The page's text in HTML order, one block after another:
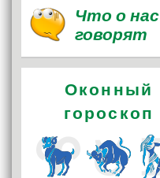
Что о нас
говорят
Оконный
гороскоп